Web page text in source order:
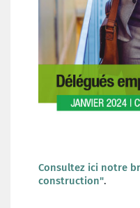
Consultez ici notre
construction".